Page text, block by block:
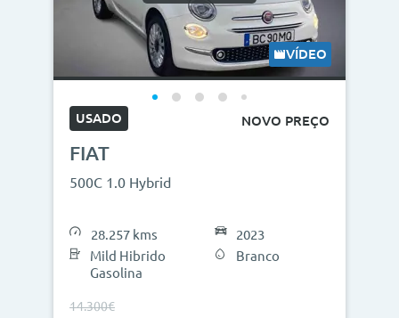
VÍDEO
USADO NOVO PREÇO
FIAT
500C 1.0 Hybrid
28.257 kms
Mild Hibrido
Gasolina
2023
Branco
14.300€